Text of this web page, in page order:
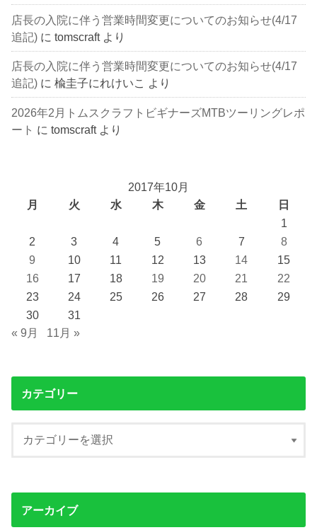
店長の入院に伴う営業時間変更についてのお知らせ(4/17
追記) にtomscraftより
店長の入院に伴う営業時間変更についてのお知らせ(4/17
追記) に楡圭子にれけいこ より
2026年2月トムスクラフトビギナーズMTBツーリングレポ
ート にtomscraftより
2017年10月
月
火 水 木 金 土
日
1
2
3 4 5 6 7
8
9
10 11 12 13 14
15
16
17 18 19 20 21
22
23
24 25 26 27 28
29
30
31
« 9月
11月 »
カテゴリー
アーカイブ